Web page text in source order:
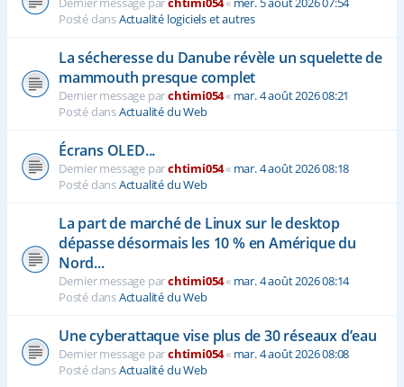
Posté dansActualité logiciels et autres
La sécheresse du Danube révèle un squelette de
mammouth presque complet
Dernier message parchtimi054« mar. 4 août 2026 08:21
Posté dansActualité du Web
Écrans OLED...
Dernier message parchtimi054« mar. 4 août 2026 08:18
Posté dansActualité du Web
La part de marché de Linux sur le desktop
dépasse désormais les 10 % en Amérique du
Nord...
Dernier message parchtimi054« mar. 4 août 2026 08:14
Posté dansActualité du Web
Une cyberattaque vise plus de 30 réseaux d’eau
Dernier message parchtimi054« mar. 4 août 2026 08:08
Posté dansActualité du Web